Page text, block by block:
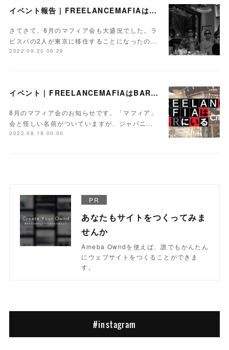
イベント報告 | FREELANCEMAFIAはBARにいるvol.26
さてさて、8月のマフィア会も大盛況でした。ラ
ビスパの2人が東京に移住することになったの…
2022.09.20 06:29
イベント | FREELANCEMAFIAはBARにいるvol.26【Day】2022.8.25
8月のマフィア会のお知らせです。「マフィア」
会と怪しい名前がついていますが、ジャパニ…
2022.08.19 00:00
PR
あなたもサイトをつくってみま
せんか
Ameba Owndを使えば、誰でもかんたん
にウェブサイトをつくることができま
す。
#instagram